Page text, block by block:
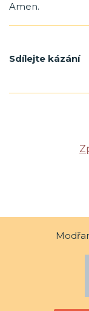
Amen.
Sdílejte kázání